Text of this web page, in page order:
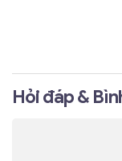
Hỏi đáp &